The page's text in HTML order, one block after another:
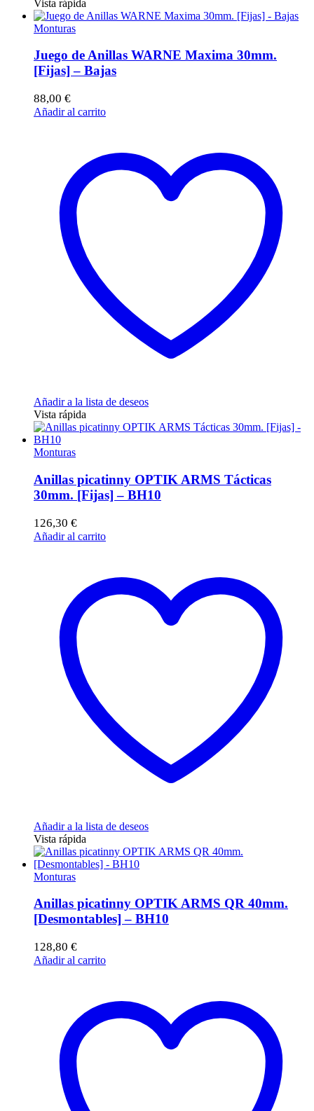
Vista rápida
Monturas
Juego de Anillas WARNE Maxima 30mm.
[Fijas] – Bajas
88,00 €
Añadir al carrito
Añadir a la lista de deseos
Vista rápida
Monturas
Anillas picatinny OPTIK ARMS Tácticas
30mm. [Fijas] – BH10
126,30 €
Añadir al carrito
Añadir a la lista de deseos
Vista rápida
Monturas
Anillas picatinny OPTIK ARMS QR 40mm.
[Desmontables] – BH10
128,80 €
Añadir al carrito